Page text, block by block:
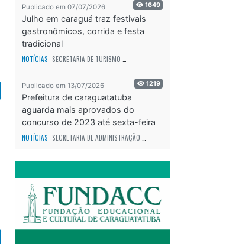
Publicado em 07/07/2026 1649
Julho em caraguá traz festivais
gastronômicos, corrida e festa
tradicional
NOTÍCIAS SECRETARIA DE TURISMO
Publicado em 13/07/2026 1219
Prefeitura de caraguatatuba
aguarda mais aprovados do
concurso de 2023 até sexta-feira
(17)
NOTÍCIAS SECRETARIA DE ADMINISTRAÇÃO